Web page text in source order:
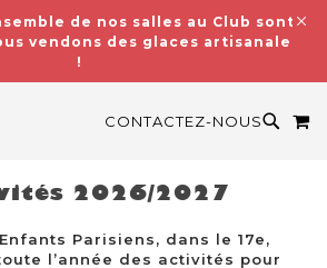
de nos salles au Club sont
vendons des glaces artisanales
!
CONTACTEZ-NOUS
2026/2027
Parisiens, dans le 17e,
l’année des activités pour